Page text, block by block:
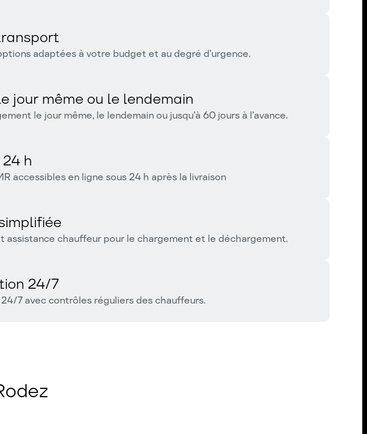
adaptées à votre budget et au degré d’urgence.
jour même ou le lendemain
le jour même, le lendemain ou jusqu’à 60 jours à l’avance.
h
accessibles en ligne sous 24 h après la livraison
assistance chauffeur pour le chargement et le déchargement.
24/7
24/7 avec contrôles réguliers des chauffeurs.